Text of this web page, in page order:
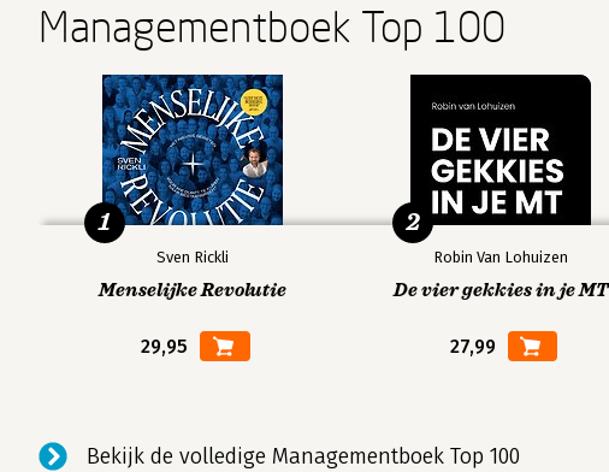
Managementboek Top 100
Sven Rickli
Menselijke Revolutie
29,95
1
Robin Van Lohuizen
De vier gekkies in je MT
27,99
2
Bekijk de volledige Managementboek Top 100